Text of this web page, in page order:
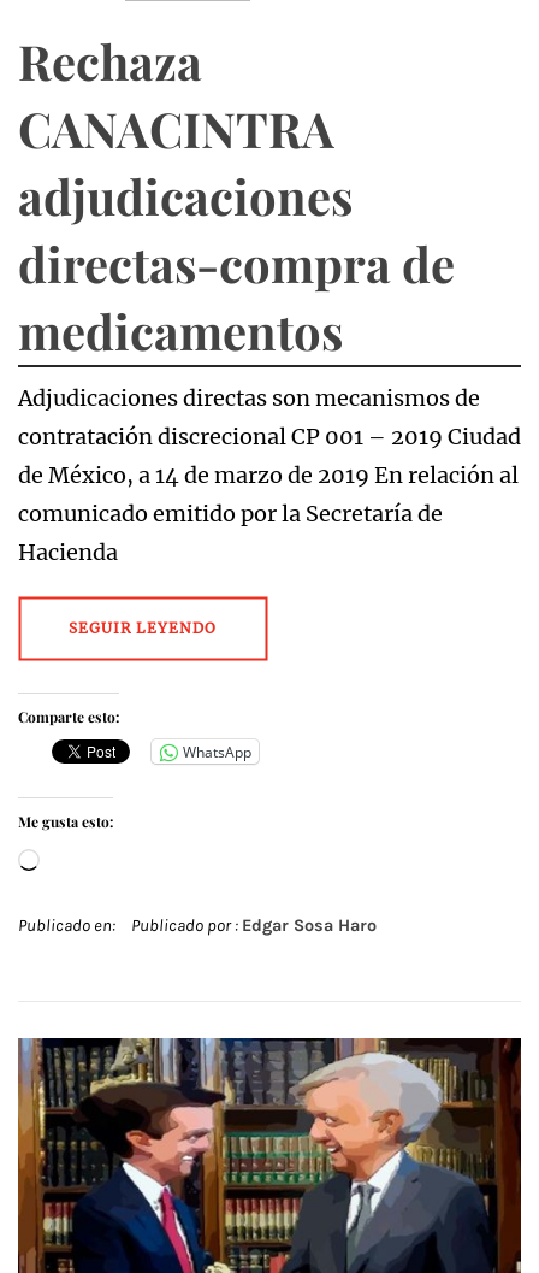
Rechaza
CANACINTRA
adjudicaciones
directas-compra de
medicamentos
Adjudicaciones directas son mecanismos de
contratación discrecional CP 001 – 2019 Ciudad
de México, a 14 de marzo de 2019 En relación al
comunicado emitido por la Secretaría de
Hacienda
SEGUIR LEYENDO
Comparte esto:
WhatsApp
Me gusta esto:
Cargando...
Publicado en: Publicado por : Edgar Sosa Haro